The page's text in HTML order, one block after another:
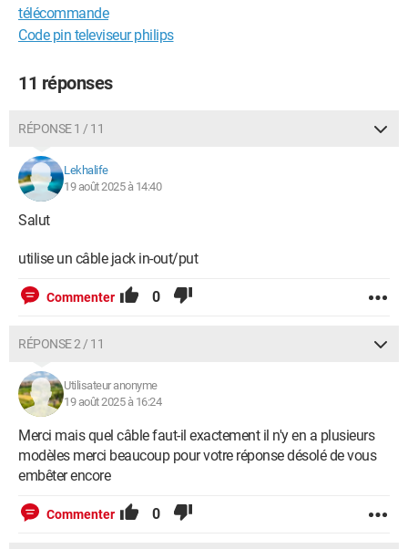
télécommande
Code pin televiseur philips
11 réponses
RÉPONSE 1 / 11
Lekhalife
19 août 2025 à 14:40
Salut
utilise un câble jack in-out/put
Commenter 0
RÉPONSE 2 / 11
Utilisateur anonyme
19 août 2025 à 16:24
Merci mais quel câble faut-il exactement il n'y en a plusieurs
modèles merci beaucoup pour votre réponse désolé de vous
embêter encore
Commenter 0